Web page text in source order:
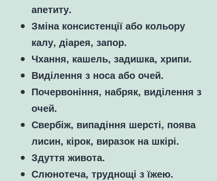
апетиту.
Зміна консистенції або кольору
калу, діарея, запор.
Чхання, кашель, задишка, хрипи.
Виділення з носа або очей.
Почервоніння, набряк, виділення з
очей.
Свербіж, випадіння шерсті, поява
лисин, кірок, виразок на шкірі.
Здуття живота.
Слюнотеча, труднощі з їжею.